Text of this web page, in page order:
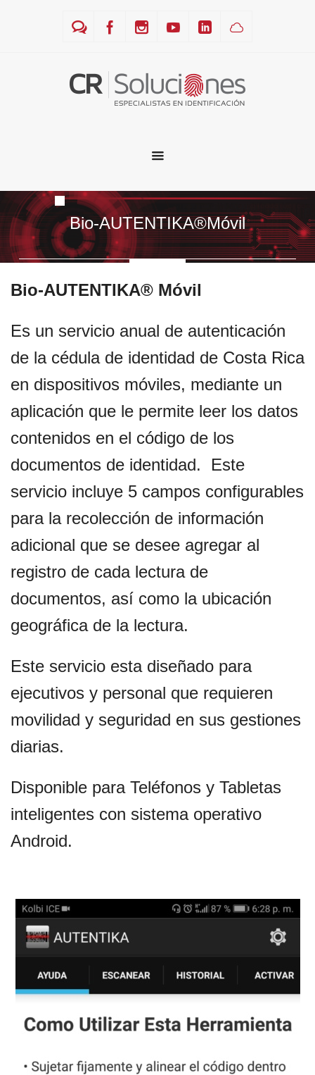
Bio-AUTENTIKA®Móvil
Bio-AUTENTIKA® Móvil
Es un servicio anual de autenticación
de la cédula de identidad de Costa Rica
en dispositivos móviles, mediante un
aplicación que le permite leer los datos
contenidos en el código de los
documentos de identidad. Este
servicio incluye 5 campos configurables
para la recolección de información
adicional que se desee agregar al
registro de cada lectura de
documentos, así como la ubicación
geográfica de la lectura.
Este servicio esta diseñado para
ejecutivos y personal que requieren
movilidad y seguridad en sus gestiones
diarias.
Disponible para Teléfonos y Tabletas
inteligentes con sistema operativo
Android.